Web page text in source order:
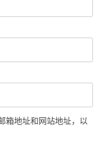
箱地址和网站地址，以